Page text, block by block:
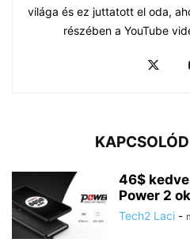
világa és ez juttatott el oda,
részében a YouTube
46$
Power 2
Tech2 Laci -